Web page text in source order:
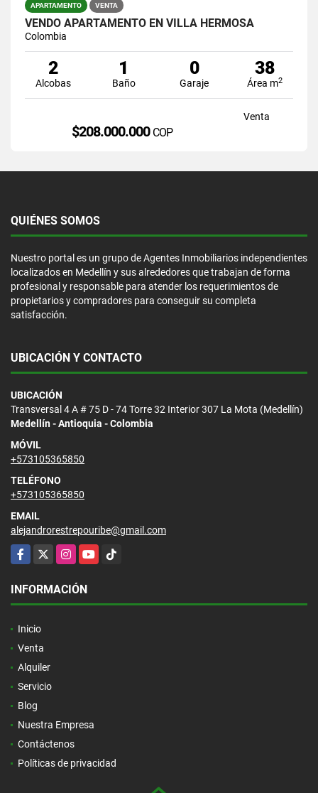
APARTAMENTO VENTA
VENDO APARTAMENTO EN VILLA HERMOSA
Colombia
2
Alcobas
1
Baño
0
Garaje
38
Área m2
Venta
$208.000.000 COP
QUIÉNES SOMOS
Nuestro portal es un grupo de Agentes Inmobiliarios independientes
localizados en Medellín y sus alrededores que trabajan de forma
profesional y responsable para atender los requerimientos de
propietarios y compradores para conseguir su completa
satisfacción.
UBICACIÓN Y CONTACTO
UBICACIÓN
Transversal 4 A # 75 D - 74 Torre 32 Interior 307 La Mota (Medellín)
Medellín - Antioquia - Colombia
MÓVIL
+573105365850
TELÉFONO
+573105365850
EMAIL
alejandrorestrepouribe@gmail.com
Facebook
X InstagramYouTubeTikTok
INFORMACIÓN
Inicio
Venta
Alquiler
Servicio
Blog
Nuestra Empresa
Contáctenos
Políticas de privacidad